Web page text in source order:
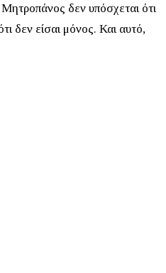
δεν υπόσχεται ότι
δεν είσαι μόνος. Και αυτό,